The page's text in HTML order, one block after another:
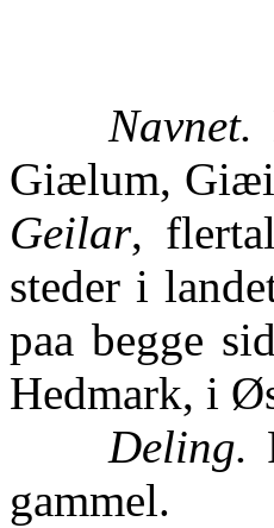
Navnet.
Giælum,
Geilar,
steder i
paa begge
Hedmark, i
Deling.
gammel.